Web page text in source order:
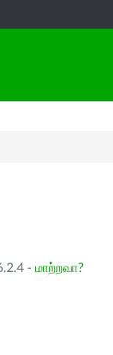
- மாற்றவா?